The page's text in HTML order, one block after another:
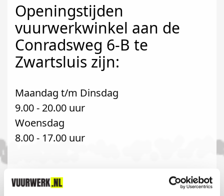
Openingstijden
vuurwerkwinkel aan de
Conradsweg 6-B te
Zwartsluis zijn:
Maandag t/m Dinsdag
9.00 - 20.00 uur
Woensdag
8.00 - 17.00 uur
Komt u uit Hasselt?